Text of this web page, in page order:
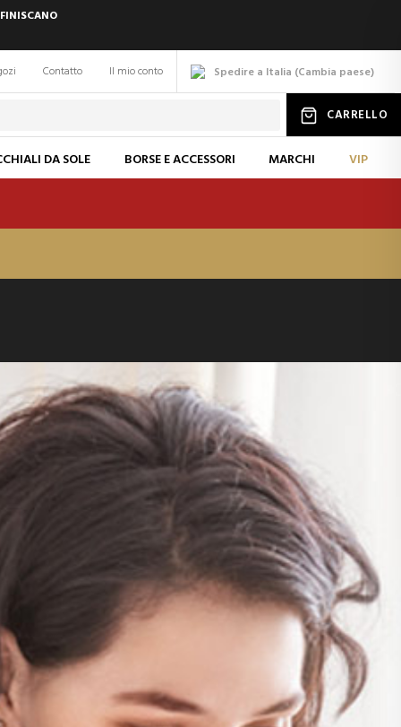
Spedire a Italia (Cambia paese)
Contatto Il mio conto
CARRELLO
DA SOLE BORSE E ACCESSORI MARCHI VIP